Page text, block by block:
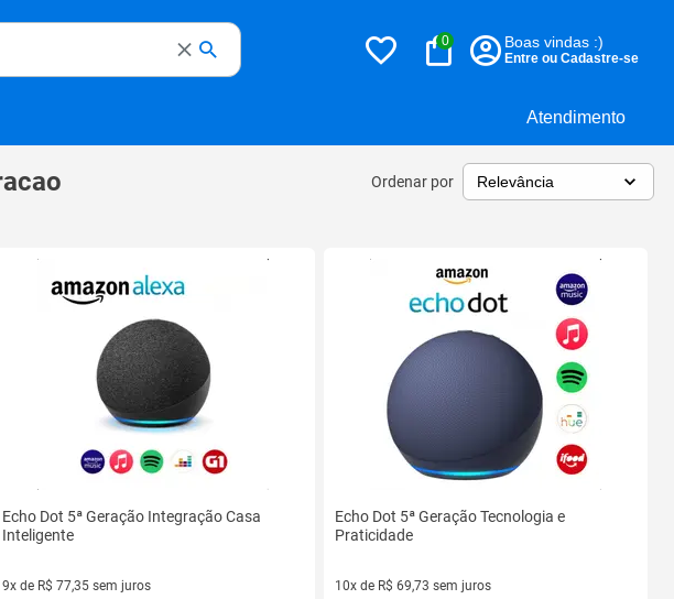
Atendimento
0 Boas vindas :)
Entre ou Cadastre-se
Ordenar por
Echo Dot 5ª Geração Integração Casa
Inteligente
9x de R$ 77,35 sem juros
Echo Dot 5ª Geração Tecnologia e
Praticidade
10x de R$ 69,73 sem juros